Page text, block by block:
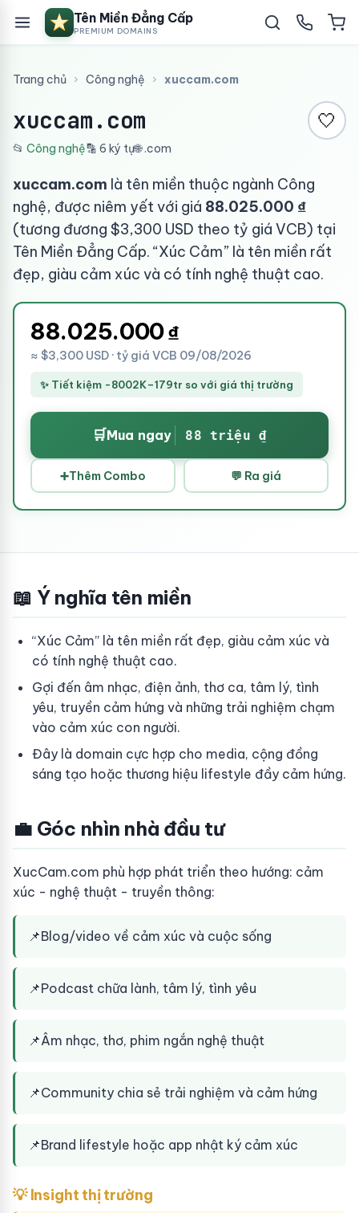
Tên Miền Đẳng Cấp
PREMIUM DOMAINS
Trang chủ › Công nghệ › xuccam.com
xuccam.com 🤍
📂 Công nghệ🔡 6 ký tự🌐 .com
xuccam.com là tên miền thuộc ngành Công
nghệ, được niêm yết với giá 88.025.000 ₫
(tương đương $3,300 USD theo tỷ giá VCB) tại
Tên Miền Đẳng Cấp. “Xúc Cảm” là tên miền rất
đẹp, giàu cảm xúc và có tính nghệ thuật cao.
88.025.000₫
≈ $3,300 USD · tỷ giá VCB 09/08/2026
✨ Tiết kiệm -8002K–179tr so với giá thị trường
🛒Mua ngay 88 triệu ₫
➕Thêm Combo 💬 Ra giá
📖 Ý nghĩa tên miền
“Xúc Cảm” là tên miền rất đẹp, giàu cảm xúc và
có tính nghệ thuật cao.
Gợi đến âm nhạc, điện ảnh, thơ ca, tâm lý, tình
yêu, truyền cảm hứng và những trải nghiệm chạm
vào cảm xúc con người.
Đây là domain cực hợp cho media, cộng đồng
sáng tạo hoặc thương hiệu lifestyle đầy cảm hứng.
💼 Góc nhìn nhà đầu tư
XucCam.com phù hợp phát triển theo hướng: cảm
xúc - nghệ thuật - truyền thông:
📌Blog/video về cảm xúc và cuộc sống
📌Podcast chữa lành, tâm lý, tình yêu
📌Âm nhạc, thơ, phim ngắn nghệ thuật
📌Community chia sẻ trải nghiệm và cảm hứng
📌Brand lifestyle hoặc app nhật ký cảm xúc
💡 Insight thị trường